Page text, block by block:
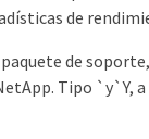
de
de
Tipo `y`Y,